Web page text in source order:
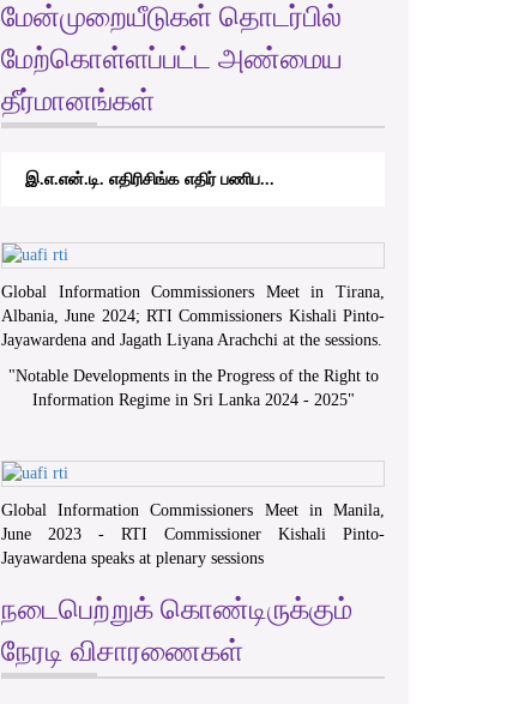
மேன்முறையீடுகள் தொடர்பில்
மேற்கொள்ளப்பட்ட அண்மைய
தீர்மானங்கள்
இ.எ.என்.டி. எதிரிசிங்க எதிர் பணிப...
Global Information Commissioners Meet in Tirana,
Albania, June 2024; RTI Commissioners Kishali Pinto-
Jayawardena and Jagath Liyana Arachchi at the sessions.
"Notable Developments in the Progress of the Right to
Information Regime in Sri Lanka 2024 - 2025"
Global Information Commissioners Meet in Manila,
June 2023 - RTI Commissioner Kishali Pinto-
Jayawardena speaks at plenary sessions
நடைபெற்றுக் கொண்டிருக்கும்
நேரடி விசாரணைகள்